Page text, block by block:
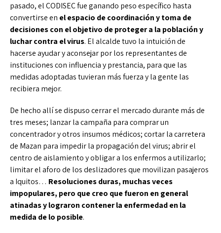
pasado, el CODISEC fue ganando peso específico hasta
convertirse en el espacio de coordinación y toma de
decisiones con el objetivo de proteger a la población y
luchar contra el virus. El alcalde tuvo la intuición de
hacerse ayudar y aconsejar por los representantes de
instituciones con influencia y prestancia, para que las
medidas adoptadas tuvieran más fuerza y la gente las
recibiera mejor.
De hecho allí se dispuso cerrar el mercado durante más de
tres meses; lanzar la campaña para comprar un
concentrador y otros insumos médicos; cortar la carretera
de Mazan para impedir la propagación del virus; abrir el
centro de aislamiento y obligar a los enfermos a utilizarlo;
limitar el aforo de los deslizadores que movilizan pasajeros
a Iquitos… Resoluciones duras, muchas veces
impopulares, pero que creo que fueron en general
atinadas y lograron contener la enfermedad en la
medida de lo posible.